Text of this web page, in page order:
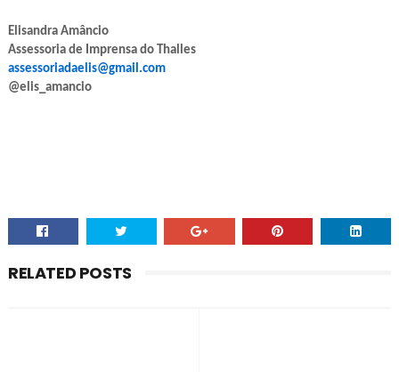
Elisandra Amâncio
Assessoria de Imprensa do Thalles
assessoriadaelis@gmail.com
@elis_amancio
RELATED POSTS